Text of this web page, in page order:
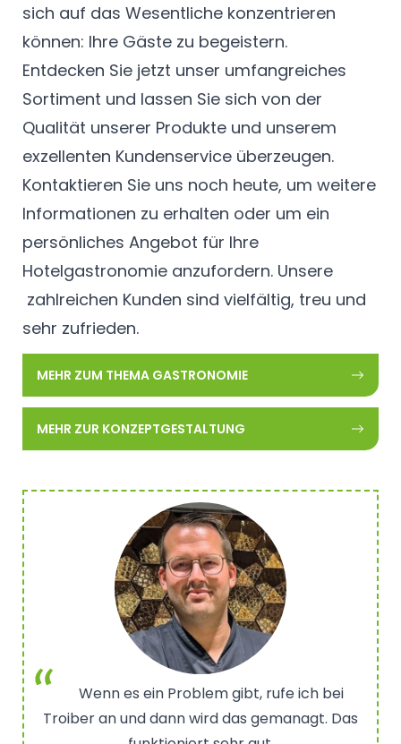
sich auf das Wesentliche konzentrieren
können: Ihre Gäste zu begeistern.
Entdecken Sie jetzt unser umfangreiches
Sortiment und lassen Sie sich von der
Qualität unserer Produkte und unserem
exzellenten Kundenservice überzeugen.
Kontaktieren Sie uns noch heute, um weitere
Informationen zu erhalten oder um ein
persönliches Angebot für Ihre
Hotelgastronomie anzufordern. Unsere
zahlreichen Kunden sind vielfältig, treu und
sehr zufrieden.
MEHR ZUM THEMA GASTRONOMIE
MEHR ZUR KONZEPTGESTALTUNG
Wenn es ein Problem gibt, rufe ich bei
Troiber an und dann wird das gemanagt. Das